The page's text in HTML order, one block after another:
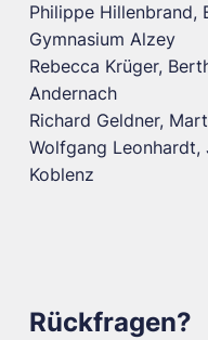
Philippe Hillenbrand,
Gymnasium Alzey
Rebecca Krüger,
Andernach
Richard Geldner,
Wolfgang Leonhardt,
Koblenz
Rückfragen?